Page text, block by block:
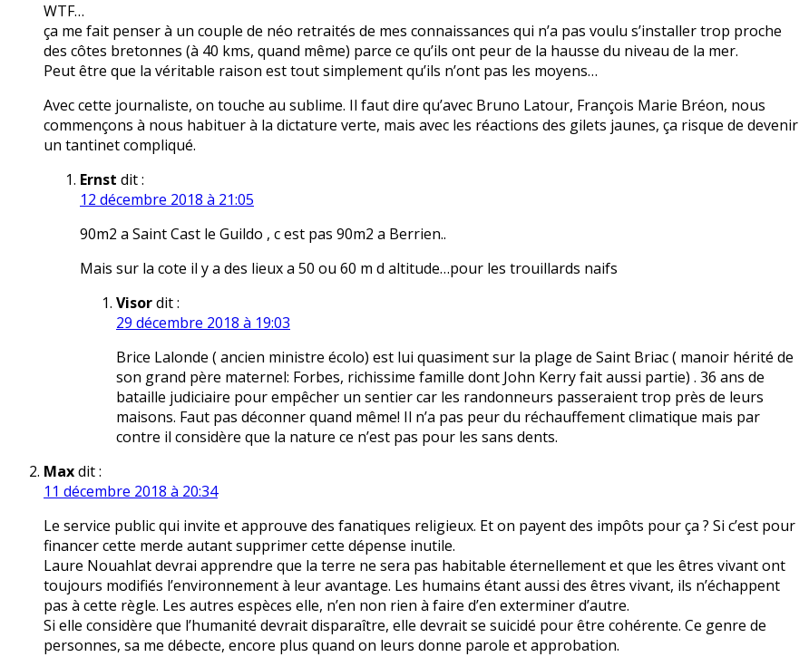
WTF…
ça me fait penser à un couple de néo retraités de mes connaissances qui n’a pas voulu s’installer trop proche
des côtes bretonnes (à 40 kms, quand même) parce ce qu’ils ont peur de la hausse du niveau de la mer.
Peut être que la véritable raison est tout simplement qu’ils n’ont pas les moyens…
Avec cette journaliste, on touche au sublime. Il faut dire qu’avec Bruno Latour, François Marie Bréon, nous
commençons à nous habituer à la dictature verte, mais avec les réactions des gilets jaunes, ça risque de devenir
un tantinet compliqué.
Ernst dit :
12 décembre 2018 à 21:05
90m2 a Saint Cast le Guildo , c est pas 90m2 a Berrien..
Mais sur la cote il y a des lieux a 50 ou 60 m d altitude…pour les trouillards naifs
Visordit :
29 décembre 2018 à 19:03
Brice Lalonde ( ancien ministre écolo) est lui quasiment sur la plage de Saint Briac ( manoir hérité de
son grand père maternel: Forbes, richissime famille dont John Kerry fait aussi partie) . 36 ans de
bataille judiciaire pour empêcher un sentier car les randonneurs passeraient trop près de leurs
maisons. Faut pas déconner quand même! Il n’a pas peur du réchauffement climatique mais par
contre il considère que la nature ce n’est pas pour les sans dents.
Maxdit :
11 décembre 2018 à 20:34
Le service public qui invite et approuve des fanatiques religieux. Et on payent des impôts pour ça ? Si c’est pour
financer cette merde autant supprimer cette dépense inutile.
Laure Nouahlat devrai apprendre que la terre ne sera pas habitable éternellement et que les êtres vivant ont
toujours modifiés l’environnement à leur avantage. Les humains étant aussi des êtres vivant, ils n’échappent
pas à cette règle. Les autres espèces elle, n’en non rien à faire d’en exterminer d’autre.
Si elle considère que l’humanité devrait disparaître, elle devrait se suicidé pour être cohérente. Ce genre de
personnes, sa me débecte, encore plus quand on leurs donne parole et approbation.